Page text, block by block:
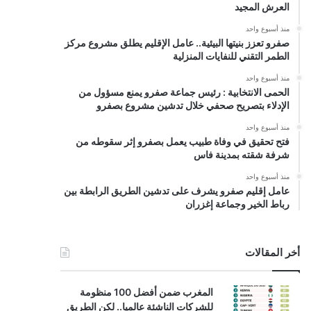
العرش المجيد
منذ أسبوع واحد
صفرو تعزز بنيتها البيئية.. عامل الإقليم يطلق مشروع مركز
الطمر التقني للنفايات المنزلية
منذ أسبوع واحد
الحمى الانتخابية : رئيس جماعة صفرو يمنع مسؤول من
الإدلاء بتصريح صحفي خلال تدشين مشروع بصفرو
منذ أسبوع واحد
فتح تحقيق في وفاة طبيب يعمل بصفرو إثر سقوطه من
شرفة شقته بمدينة فاس
منذ أسبوع واحد
عامل إقليم صفرو يشرف على تدشين الطريق الرابطة بين
رباط الخير وجماعة إغزران
أخر المقالات
المغرب ضمن أفضل 100 منظومة
للشركات الناشئة عالميا.. لكن الطريق